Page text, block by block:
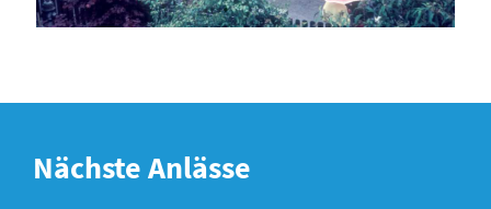
Nächste Anlässe